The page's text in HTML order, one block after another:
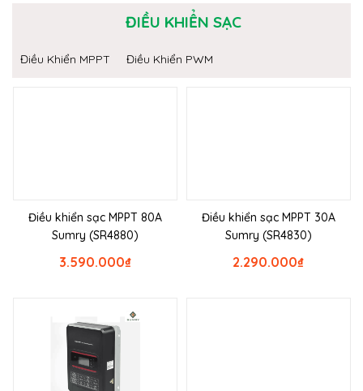
ĐIỀU KHIỂN SẠC
Điều Khiển MPPT Điều Khiển PWM
Điều khiển sạc MPPT 80A
Sumry (SR4880)
₫
3.590.000
Điều khiển sạc MPPT 30A
Sumry (SR4830)
₫
2.290.000